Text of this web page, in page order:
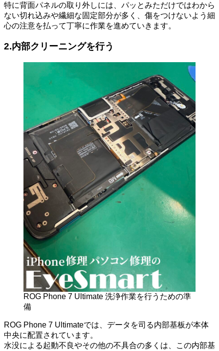
特に背面パネルの取り外しには、パッとみただけではわから
ない切れ込みや繊細な固定部分が多く、傷をつけないよう細
心の注意を払って丁寧に作業を進めていきます。
2.内部クリーニングを行う
ROG Phone 7 Ultimate 洗浄作業を行うための準
備
ROG Phone 7 Ultimateでは、データを司る内部基板が本体
中央に配置されています。
水没による起動不良やその他の不具合の多くは、この内部基